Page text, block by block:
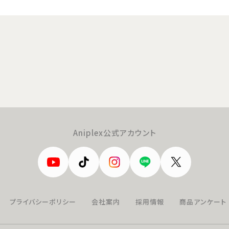
Aniplex公式アカウント
プライバシーポリシー 会社案内 採用情報 商品アンケート